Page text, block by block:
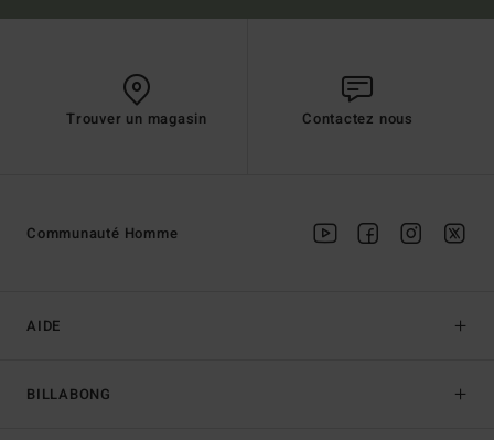
Trouver un magasin Contactez nous
AIDE
BILLABONG
Communauté Homme